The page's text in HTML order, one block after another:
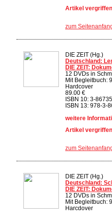
Artikel vergriffen
zum
DIE ZEIT (Hg.)
Deutschland:
DIE ZEIT:
12 DVDs in
Mit Begleitbuch:
Hardcover
89.00 €
ISBN 10: 3-
ISBN 13: 978-3-
weitere
Artikel vergriffen
zum
DIE ZEIT (Hg.)
Deutschland:
DIE ZEIT:
12 DVDs in
Mit Begleitbuch:
Harcdover